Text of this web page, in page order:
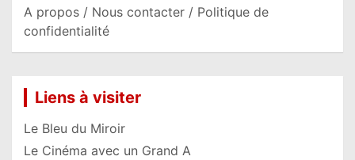
A propos / Nous contacter / Politique de
confidentialité
Liens à visiter
Le Bleu du Miroir
Le Cinéma avec un Grand A